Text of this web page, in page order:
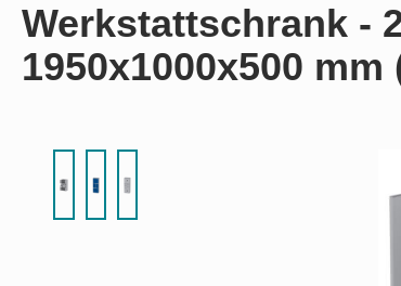
Werkstattschrank -
1950x1000x500 mm